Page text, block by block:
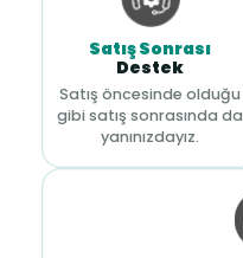
Satış Sonrası
Destek
Satış öncesinde olduğu
gibi satış sonrasında da
yanınızdayız.